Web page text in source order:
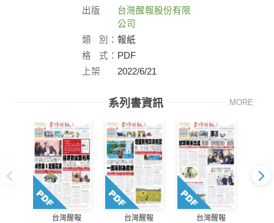
出版
台灣醒報股份有限
公司
類
別： 報紙
格
式： PDF
上架
2022/6/21
系列書資訊 MORE
台灣醒報
台灣醒報
台灣醒報